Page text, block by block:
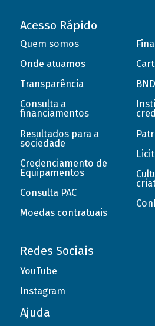
Acesso Rápido
Quem somos
Onde atuamos
Transparência
Consulta a
financiamentos
Resultados para a
sociedade
Credenciamento de
Equipamentos
Consulta PAC
Moedas contratuais
Redes Sociais
YouTube
Instagram
Ajuda